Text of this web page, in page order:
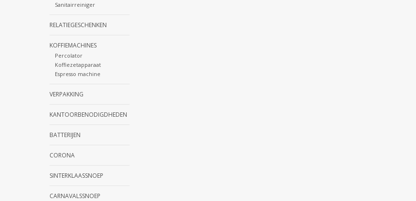
Sanitairreiniger
RELATIEGESCHENKEN
KOFFIEMACHINES
Percolator
Koffiezetapparaat
Espresso machine
VERPAKKING
KANTOORBENODIGDHEDEN
BATTERIJEN
CORONA
SINTERKLAASSNOEP
CARNAVALSSNOEP